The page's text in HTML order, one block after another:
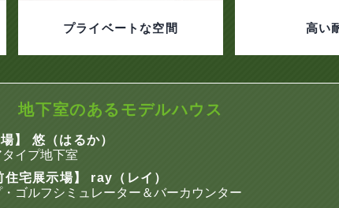
プライベートな空間 高い
地下室のあるモデルハウス
】 悠（はるか）
タイプ地下室
住宅展示場】 ray（レイ）
ゴルフシミュレーター＆バーカウンター